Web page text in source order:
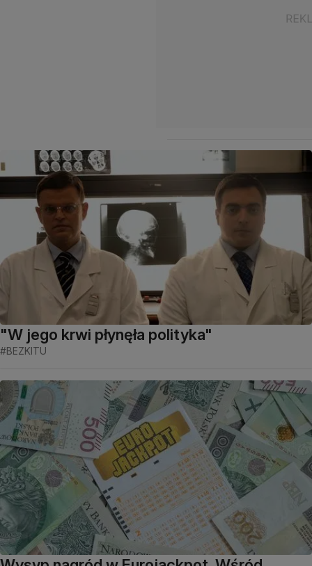
"W jego krwi płynęła polityka"
#BEZKITU